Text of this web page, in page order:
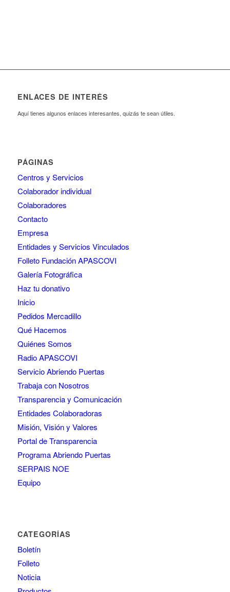
ENLACES DE INTERÉS
Aquí tienes algunos enlaces interesantes, quizás te sean útiles.
PÁGINAS
Centros y Servicios
Colaborador individual
Colaboradores
Contacto
Empresa
Entidades y Servicios Vinculados
Folleto Fundación APASCOVI
Galería Fotográfica
Haz tu donativo
Inicio
Pedidos Mercadillo
Qué Hacemos
Quiénes Somos
Radio APASCOVI
Servicio Abriendo Puertas
Trabaja con Nosotros
Transparencia y Comunicación
Entidades Colaboradoras
Misión, Visión y Valores
Portal de Transparencia
Programa Abriendo Puertas
SERPAIS NOE
Equipo
CATEGORÍAS
Boletín
Folleto
Noticia